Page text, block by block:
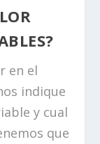
en el
indique
y cual
que